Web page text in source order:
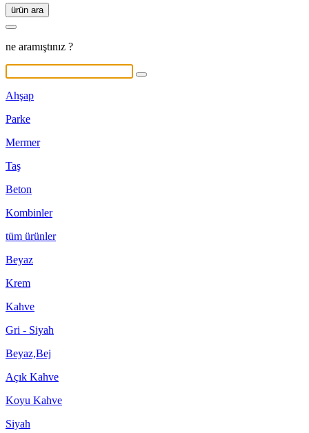
ürün ara
ne aramıştınız ?
Ahşap
Parke
Mermer
Taş
Beton
Kombinler
tüm ürünler
Beyaz
Krem
Kahve
Gri - Siyah
Beyaz,Bej
Açık Kahve
Koyu Kahve
Siyah